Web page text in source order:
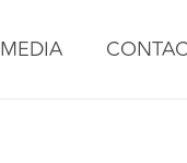
MEDIA